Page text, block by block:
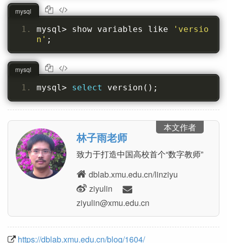
mysql> show variables like
'versio
n' ;
mysql
mysql> select version ();
mysql
本文作者
林子雨老师
致力于打造中国高校首个“数字教师”
dblab.xmu.edu.cn/linziyu
ziyulin
nc.ude.umx@niluyiz
https://dblab.xmu.edu.cn/blog/1604/